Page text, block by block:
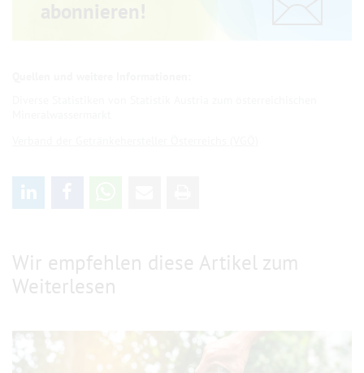
Wir empfehlen diese Artikel zum
Weiterlesen